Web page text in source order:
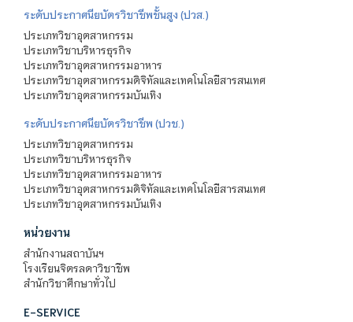
ระดับประกาศนียบัตรวิชาชีพชั้นสูง (ปวส.)
ประเภทวิชาอุตสาหกรรม
ประเภทวิชาบริหารธุรกิจ
ประเภทวิชาอุตสาหกรรมอาหาร
ประเภทวิชาอุตสาหกรรมดิจิทัลและเทคโนโลยีสารสนเทศ
ประเภทวิชาอุตสาหกรรมบันเทิง
ระดับประกาศนียบัตรวิชาชีพ (ปวช.)
ประเภทวิชาอุตสาหกรรม
ประเภทวิชาบริหารธุรกิจ
ประเภทวิชาอุตสาหกรรมอาหาร
ประเภทวิชาอุตสาหกรรมดิจิทัลและเทคโนโลยีสารสนเทศ
ประเภทวิชาอุตสาหกรรมบันเทิง
หน่วยงาน
สำนักงานสถาบันฯ
โรงเรียนจิตรลดาวิชาชีพ
สำนักวิชาศึกษาทั่วไป
E-SERVICE